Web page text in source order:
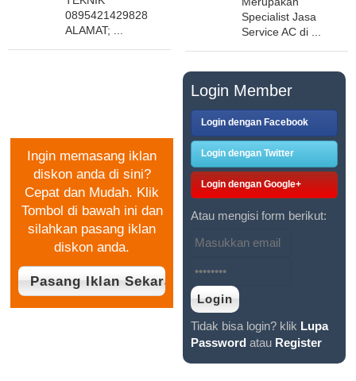
0895421429828
ALAMAT; ...
Specialist Jasa
Service AC di ...
Ingin memasang iklan
diskon anda di sini?
Cepat dan Mudah. Klik
Tombol di bawah ini dan
silahkan pasang iklan
diskon anda.
Login Member
Login dengan Facebook
Login dengan Twitter
Login dengan Google+
Atau mengisi form berikut:
Tidak bisa login? klik Lupa
Password atau Register